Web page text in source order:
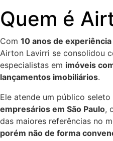
Quem é
Com 10 anos de
Airton Lavirri se consolidou
especialistas em imóveis
lançamentos imobiliários.
Ele atende um público seleto
empresários em São Paulo,
das maiores referências no
porém não de forma